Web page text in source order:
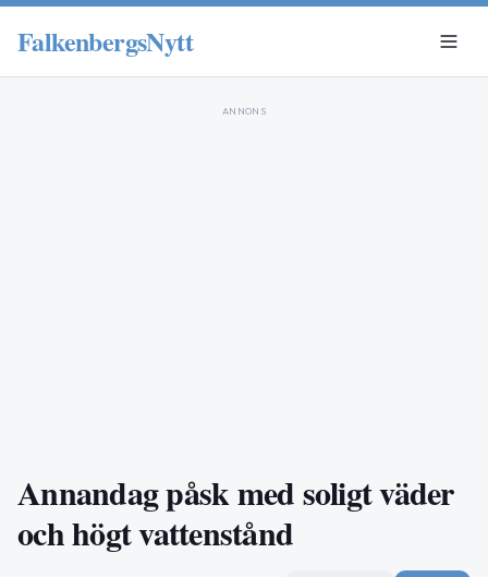
FalkenbergsNytt
ANNONS
Annandag påsk med soligt väder
och högt vattenstånd